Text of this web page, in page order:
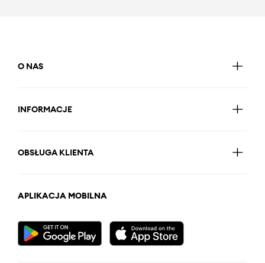
O NAS
INFORMACJE
OBSŁUGA KLIENTA
APLIKACJA MOBILNA